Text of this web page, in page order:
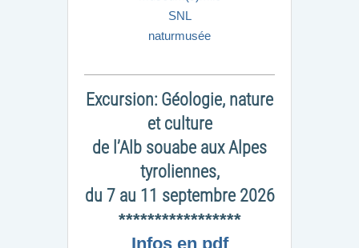
SNL
naturmusée
Excursion: Géologie, nature
et culture
de l’Alb souabe aux Alpes
tyroliennes,
du 7 au 11 septembre 2026
*****************
Infos en pdf